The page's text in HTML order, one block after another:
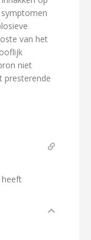
van het
niet
presterende
heeft